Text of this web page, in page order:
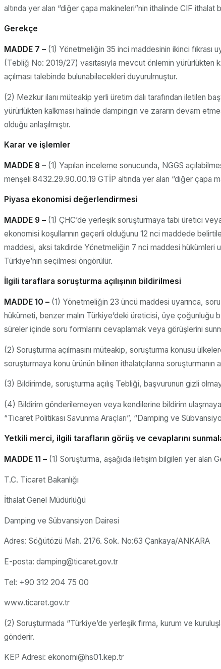
altında yer alan “diğer çapa makineleri”nin ithalinde CIF
Gerekçe
MADDE 7 – (1) Yönetmeliğin 35 inci maddesinin ikinci fıkrası
(Tebliğ No: 2019/27) vasıtasıyla mevcut önlemin yürürlükten
açılması talebinde bulunabilecekleri duyurulmuştur.
(2) Mezkur ilanı müteakip yerli üretim dalı tarafından iletilen
yürürlükten kalkması halinde dampingin ve zararın devam
olduğu anlaşılmıştır.
Karar ve işlemler
MADDE 8 – (1) Yapılan inceleme sonucunda, NGGS
menşeli 8432.29.90.00.19 GTİP altında yer alan “diğer çapa
Piyasa ekonomisi değerlendirmesi
MADDE 9 – (1) ÇHC’de yerleşik soruşturmaya tabi üretici
ekonomisi koşullarının geçerli olduğunu 12 nci maddede
maddesi, aksi takdirde Yönetmeliğin 7 nci maddesi hükümleri
Türkiye’nin seçilmesi öngörülür.
İlgili taraflara soruşturma açılışının bildirilmesi
MADDE 10 – (1) Yönetmeliğin 23 üncü maddesi uyarınca,
hükümeti, benzer malın Türkiye’deki üreticisi, üye çoğunluğu
süreler içinde soru formlarını cevaplamak veya görüşlerini
(2) Soruşturma açılmasını müteakip, soruşturma konusu
soruşturmaya konu ürünün bilinen ithalatçılarına soruşturmanın
(3) Bildirimde, soruşturma açılış Tebliği, başvurunun gizli
(4) Bildirim gönderilemeyen veya kendilerine bildirim
“Ticaret Politikası Savunma Araçları”, “Damping ve
Yetkili merci, ilgili tarafların görüş ve cevaplarını
MADDE 11 – (1) Soruşturma, aşağıda iletişim bilgileri yer alan
T.C. Ticaret Bakanlığı
İthalat Genel Müdürlüğü
Damping ve Sübvansiyon Dairesi
Adres: Söğütözü Mah. 2176. Sok. No:63 Çankaya/ANKARA
E-posta: damping@ticaret.gov.tr
Tel: +90 312 204 75 00
www.ticaret.gov.tr
(2) Soruşturmada “Türkiye’de yerleşik firma, kurum ve
gönderir.
KEP Adresi: ekonomi@hs01.kep.tr